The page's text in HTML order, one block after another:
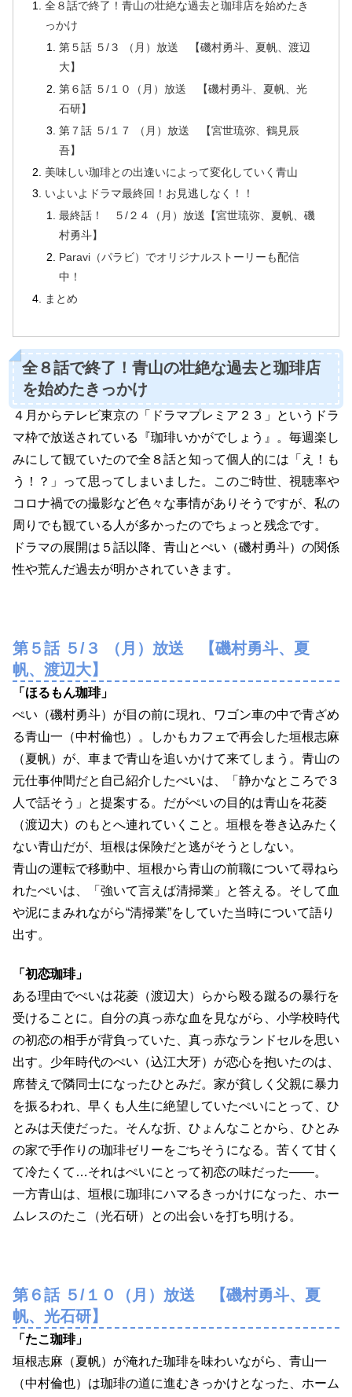
全８話で終了！青山の壮絶な過去と珈琲店を始めたき
っかけ
第５話 ５/３ （月）放送 【磯村勇斗、夏帆、渡辺
大】
第６話 ５/１０（月）放送 【磯村勇斗、夏帆、光
石研】
第７話 ５/１７ （月）放送 【宮世琉弥、鶴見辰
吾】
美味しい珈琲との出逢いによって変化していく青山
いよいよドラマ最終回！お見逃しなく！！
最終話！ ５/２４（月）放送【宮世琉弥、夏帆、磯
村勇斗】
Paravi（パラビ）でオリジナルストーリーも配信
中！
まとめ
全８話で終了！青山の壮絶な過去と珈琲店
を始めたきっかけ
４月からテレビ東京の「ドラマプレミア２３」というドラ
マ枠で放送されている『珈琲いかがでしょう』。毎週楽し
みにして観ていたので全８話と知って個人的には「え！も
う！？」って思ってしまいました。このご時世、視聴率や
コロナ禍での撮影など色々な事情がありそうですが、私の
周りでも観ている人が多かったのでちょっと残念です。
ドラマの展開は５話以降、青山とぺい（磯村勇斗）の関係
性や荒んだ過去が明かされていきます。
第５話 ５/３ （月）放送 【磯村勇斗、夏
帆、渡辺大】
「ほるもん珈琲」
ぺい（磯村勇斗）が目の前に現れ、ワゴン車の中で青ざめ
る青山一（中村倫也）。しかもカフェで再会した垣根志麻
（夏帆）が、車まで青山を追いかけて来てしまう。青山の
元仕事仲間だと自己紹介したぺいは、「静かなところで３
人で話そう」と提案する。だがぺいの目的は青山を花菱
（渡辺大）のもとへ連れていくこと。垣根を巻き込みたく
ない青山だが、垣根は保険だと逃がそうとしない。
青山の運転で移動中、垣根から青山の前職について尋ねら
れたぺいは、「強いて言えば清掃業」と答える。そして血
や泥にまみれながら“清掃業”をしていた当時について語り
出す。
「初恋珈琲」
ある理由でぺいは花菱（渡辺大）らから殴る蹴るの暴行を
受けることに。自分の真っ赤な血を見ながら、小学校時代
の初恋の相手が背負っていた、真っ赤なランドセルを思い
出す。少年時代のぺい（込江大牙）が恋心を抱いたのは、
席替えで隣同士になったひとみだ。家が貧しく父親に暴力
を振るわれ、早くも人生に絶望していたぺいにとって、ひ
とみは天使だった。そんな折、ひょんなことから、ひとみ
の家で手作りの珈琲ゼリーをごちそうになる。苦くて甘く
て冷たくて…それはぺいにとって初恋の味だった――。
一方青山は、垣根に珈琲にハマるきっかけになった、ホー
ムレスのたこ（光石研）との出会いを打ち明ける。
第６話 ５/１０（月）放送 【磯村勇斗、夏
帆、光石研】
「たこ珈琲」
垣根志麻（夏帆）が淹れた珈琲を味わいながら、青山一
（中村倫也）は珈琲の道に進むきっかけとなった、ホーム